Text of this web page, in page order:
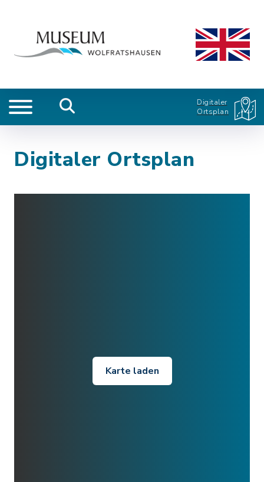
Digitaler
Ortsplan
Digitaler Ortsplan
Karte laden